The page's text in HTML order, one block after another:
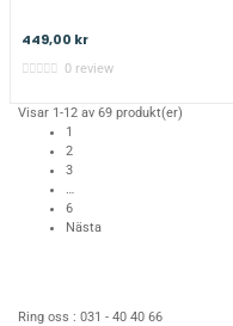
449,00 kr
0 review
Visar 1-12 av 69 produkt(er)
1
2
3
…
6
Nästa
Ring oss : 031 - 40 40 66